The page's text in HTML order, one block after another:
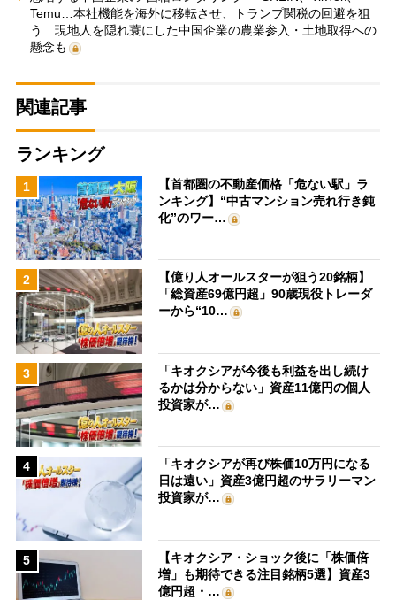
Temu…本社機能を海外に移転させ、トランプ関税の回避を狙
う 現地人を隠れ蓑にした中国企業の農業参入・土地取得への
懸念も
関連記事
ランキング
1
【首都圏の不動産価格「危ない駅」ラ
ンキング】“中古マンション売れ行き鈍
化”のワー…
2
【億り人オールスターが狙う20銘柄】
「総資産69億円超」90歳現役トレーダ
ーから“10…
3
「キオクシアが今後も利益を出し続け
るかは分からない」資産11億円の個人
投資家が…
4
「キオクシアが再び株価10万円になる
日は遠い」資産3億円超のサラリーマン
投資家が…
5
【キオクシア・ショック後に「株価倍
増」も期待できる注目銘柄5選】資産3
億円超・…